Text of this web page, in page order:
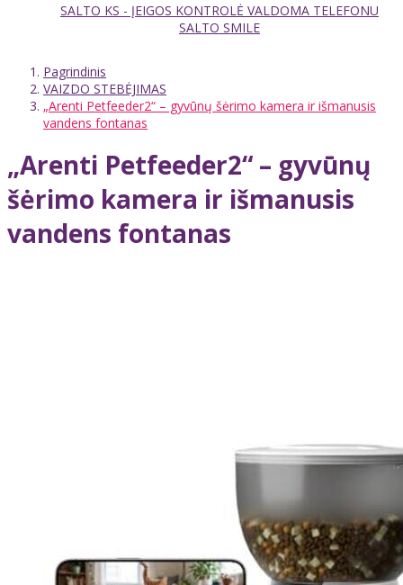
SALTO KS - ĮEIGOS KONTROLĖ VALDOMA TELEFONU
SALTO SMILE
Pagrindinis
VAIZDO STEBĖJIMAS
„Arenti Petfeeder2“ – gyvūnų šėrimo kamera ir išmanusis
vandens fontanas
„Arenti Petfeeder2“ – gyvūnų
šėrimo kamera ir išmanusis
vandens fontanas